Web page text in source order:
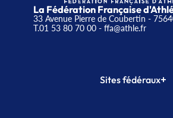
La Fédération Française
33 Avenue Pierre de Coubertin -
T.01 53 80 70 00- ffa@athle.fr
Sites fédéraux+